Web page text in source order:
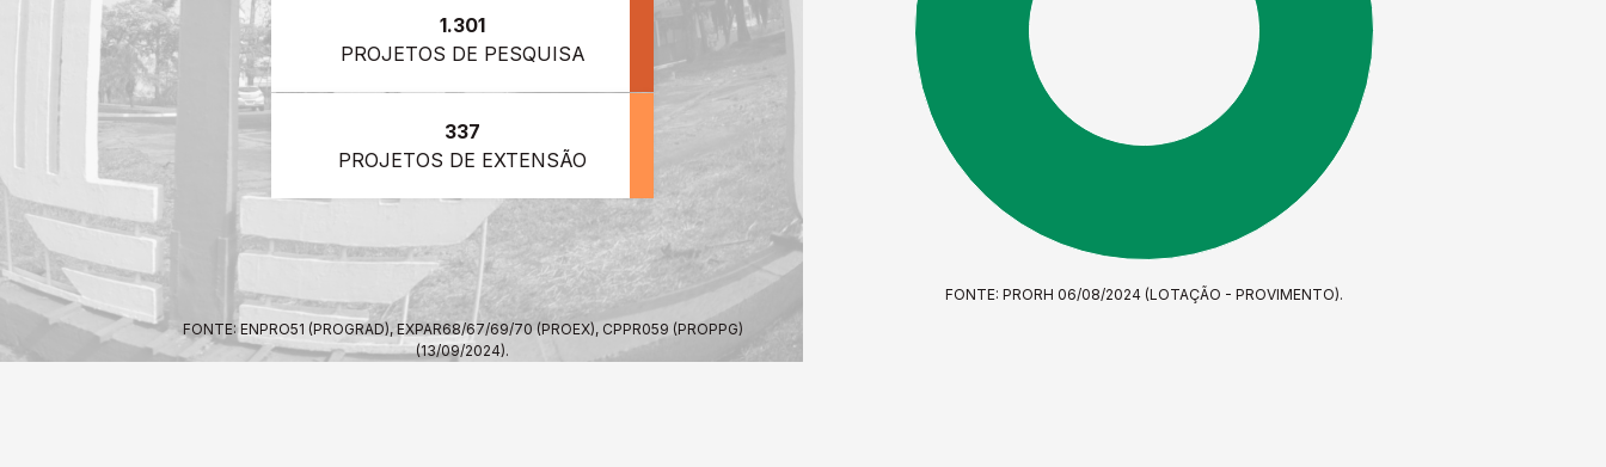
1.301
PROJETOS DE PESQUISA
337
PROJETOS DE EXTENSÃO
FONTE: ENPRO51 (PROGRAD), EXPAR68/67/69/70 (PROEX), CPPR059 (PROPPG)
(13/09/2024).
FONTE: PRORH 06/08/2024 (LOTAÇÃO - PROVIMENTO).